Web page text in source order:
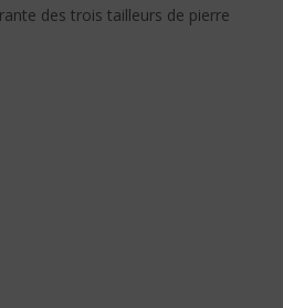
des trois tailleurs de pierre